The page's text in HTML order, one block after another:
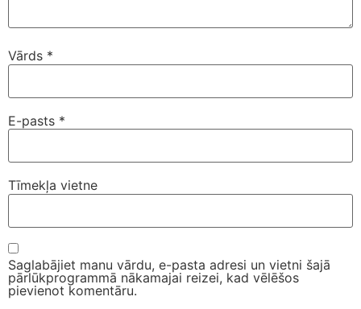
Vārds *
E-pasts *
Tīmekļa vietne
Saglabājiet manu vārdu, e-pasta adresi un vietni šajā
pārlūkprogrammā nākamajai reizei, kad vēlēšos
pievienot komentāru.